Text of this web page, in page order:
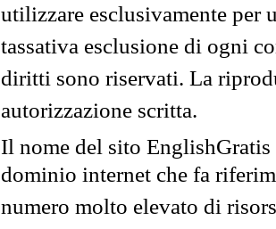
utilizzare esclusivamente per
tassativa esclusione di ogni
diritti sono riservati. La
autorizzazione scritta.
Il nome del sito
dominio internet che fa
numero molto elevato di